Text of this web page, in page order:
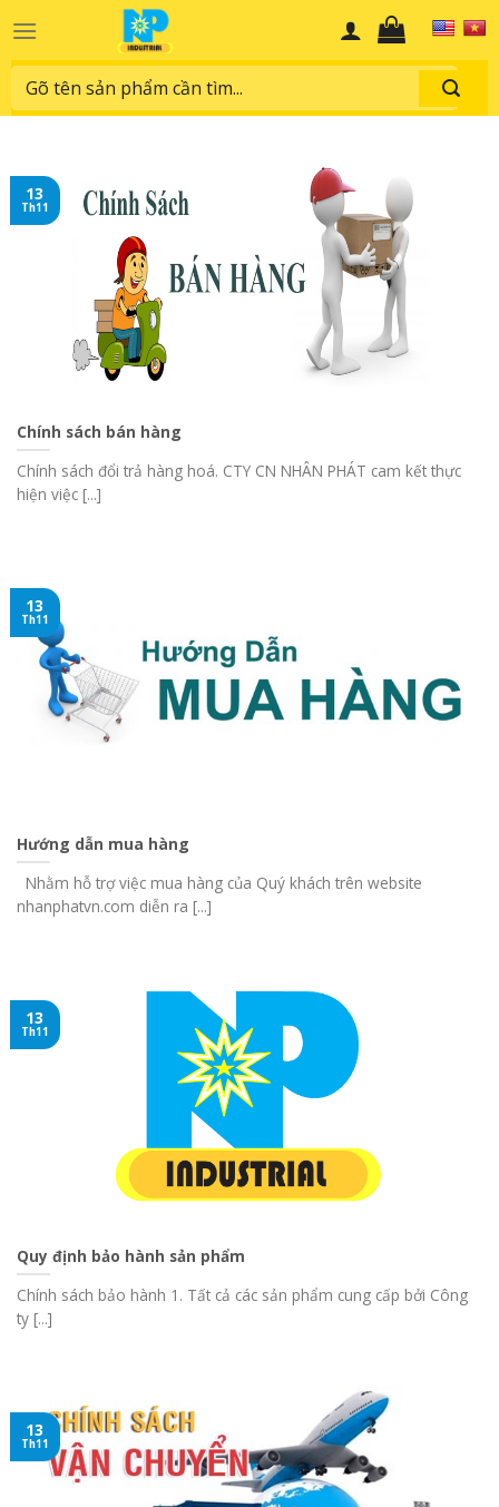
to
content
Search
for:
Chính sách bán hàng
Chính sách đổi trả hàng hoá. CTY CN NHÂN PHÁT cam kết thực
hiện việc [...]
13
Th11
Hướng dẫn mua hàng
Nhằm hỗ trợ việc mua hàng của Quý khách trên website
nhanphatvn.com diễn ra [...]
13
Th11
Quy định bảo hành sản phẩm
Chính sách bảo hành 1. Tất cả các sản phẩm cung cấp bởi Công
ty [...]
13
Th11
13
Th11